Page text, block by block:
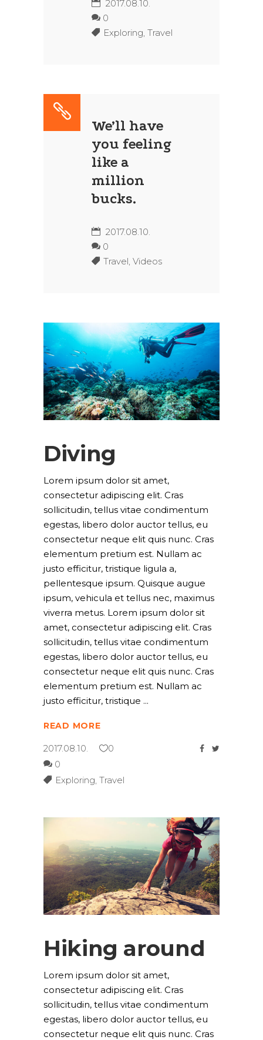
2017.08.10.
0
Exploring, Travel
We’ll have
you feeling
like a
million
bucks.
2017.08.10.
0
Travel, Videos
Diving
Lorem ipsum dolor sit amet,
consectetur adipiscing elit. Cras
sollicitudin, tellus vitae condimentum
egestas, libero dolor auctor tellus, eu
consectetur neque elit quis nunc. Cras
elementum pretium est. Nullam ac
justo efficitur, tristique ligula a,
pellentesque ipsum. Quisque augue
ipsum, vehicula et tellus nec, maximus
viverra metus. Lorem ipsum dolor sit
amet, consectetur adipiscing elit. Cras
sollicitudin, tellus vitae condimentum
egestas, libero dolor auctor tellus, eu
consectetur neque elit quis nunc. Cras
elementum pretium est. Nullam ac
justo efficitur, tristique
READ MORE
2017.08.10.
0
0
Exploring Travel
Hiking around
Lorem ipsum dolor sit amet,
consectetur adipiscing elit. Cras
sollicitudin, tellus vitae condimentum
egestas, libero dolor auctor tellus, eu
consectetur neque elit quis nunc. Cras